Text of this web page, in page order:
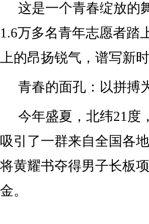
这是一个青春绽放的
1.6万多名青年志愿者踏
上的昂扬锐气，谱写新
青春的面孔：以拼搏
今年盛夏，北纬21度
吸引了一群来自全国各
将黄耀书夺得男子长板
金。